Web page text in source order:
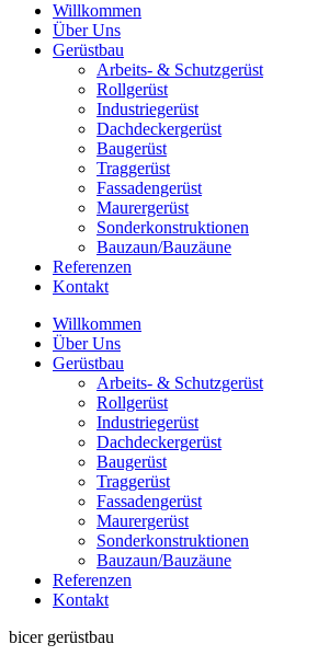
Willkommen
Über Uns
Gerüstbau
Arbeits- & Schutzgerüst
Rollgerüst
Industriegerüst
Dachdeckergerüst
Baugerüst
Traggerüst
Fassadengerüst
Maurergerüst
Sonderkonstruktionen
Bauzaun/Bauzäune
Referenzen
Kontakt
Willkommen
Über Uns
Gerüstbau
Arbeits- & Schutzgerüst
Rollgerüst
Industriegerüst
Dachdeckergerüst
Baugerüst
Traggerüst
Fassadengerüst
Maurergerüst
Sonderkonstruktionen
Bauzaun/Bauzäune
Referenzen
Kontakt
bicer gerüstbau